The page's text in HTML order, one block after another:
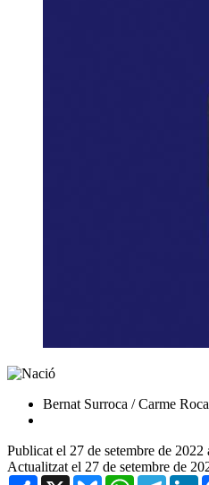
Bernat Surroca / Carme
Publicat el 27 de setembre de 2022
Actualitzat el 27 de setembre de
Share X BlueskyWhatsApp